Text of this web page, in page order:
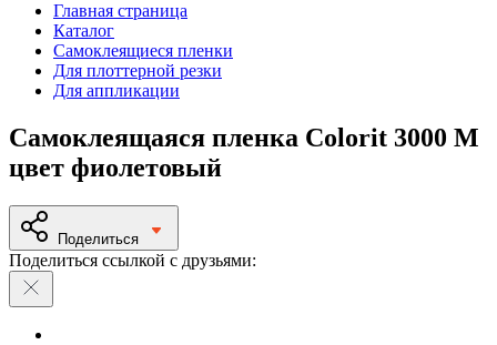
Главная страница
Каталог
Самоклеящиеся пленки
Для плоттерной резки
Для аппликации
Самоклеящаяся пленка Colorit 3000 M
цвет фиолетовый
Поделиться
Поделиться ссылкой с друзьями: